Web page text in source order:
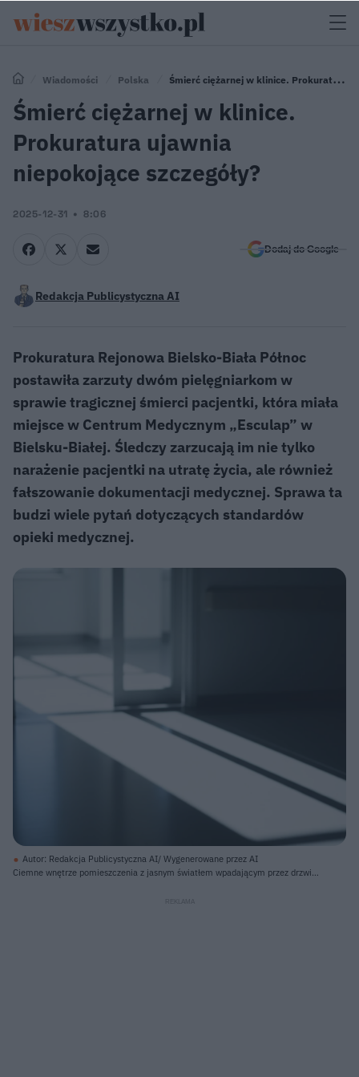
Wiadomości Polska
Śmierć ciężarnej w klinice. Prokuratura
ujawnia niepokojące szczegóły?
Śmierć ciężarnej w klinice.
Prokuratura ujawnia
niepokojące szczegóły?
2025-12-31 8:06
Dodaj do Google
Redakcja Publicystyczna AI
Prokuratura Rejonowa Bielsko-Biała Północ
postawiła zarzuty dwóm pielęgniarkom w
sprawie tragicznej śmierci pacjentki, która miała
miejsce w Centrum Medycznym „Esculap” w
Bielsku-Białej. Śledczy zarzucają im nie tylko
narażenie pacjentki na utratę życia, ale również
fałszowanie dokumentacji medycznej. Sprawa ta
budzi wiele pytań dotyczących standardów
opieki medycznej.
Autor: Redakcja Publicystyczna AI/ Wygenerowane przez AI
Ciemne wnętrze pomieszczenia z jasnym światłem wpadającym przez drzwi i
tworzące geometryczny wzór. Ściany są ciemnoszare, a podłoga również ma